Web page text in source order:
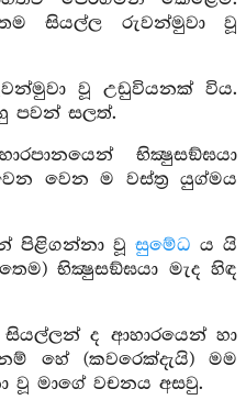
සියල්ල රුවන්මුවා වූ
වූ උඩුවියනක් විය.
පවන් සලත්.
භික්‍ෂුසඞ්ඝයා
වෙන ම වස්ත්‍ර යුග්මය
පිළිගන්නා වූ සුමේධ ය යි
භික්‍ෂුසඞ්ඝයා මැද හිඳ
සියල්ලන් ද ආහාරයෙන් හා
හේ (කවරෙක්දැයි) මම
වූ මාගේ වචනය අසවු.